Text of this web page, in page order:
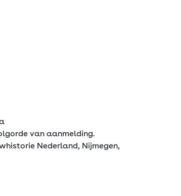
van aanmelding.
Nederland, Nijmegen,